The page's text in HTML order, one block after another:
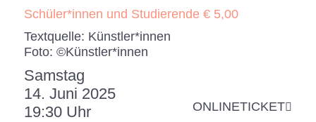
Schüler*innen und Studierende € 5,00
Textquelle: Künstler*innen
Foto: ©Künstler*innen
ONLINETICKET
Samstag
14. Juni 2025
19:30 Uhr